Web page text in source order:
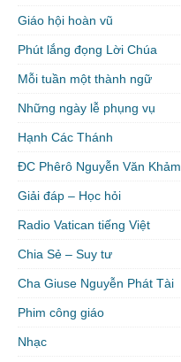
Giáo hội hoàn vũ
Phút lắng đọng Lời Chúa
Mỗi tuần một thành ngữ
Những ngày lễ phụng vụ
Hạnh Các Thánh
ĐC Phêrô Nguyễn Văn Khảm
Giải đáp – Học hỏi
Radio Vatican tiếng Việt
Chia Sẻ – Suy tư
Cha Giuse Nguyễn Phát Tài
Phim công giáo
Nhạc